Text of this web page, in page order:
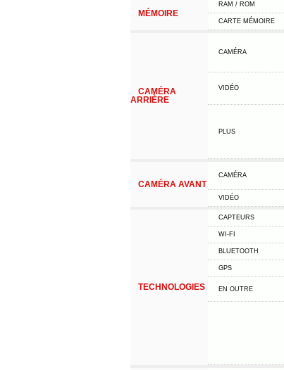
MÉMOIRE
RAM / ROM
CARTE MÉMOIRE
CAMÉRA
ARRIÈRE
CAMÉRA
VIDÉO
PLUS
CAMÉRA AVANT
CAMÉRA
VIDÉO
TECHNOLOGIES
CAPTEURS
WI-FI
BLUETOOTH
GPS
EN OUTRE